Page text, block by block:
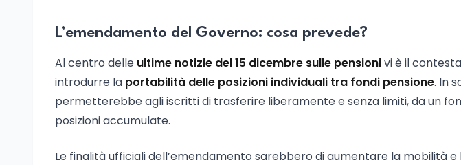
L’emendamento del Governo: cosa prevede?
Al centro delle ultime notizie del 15 dicembre sulle pensionivi è il
introdurre la portabilità delle posizioni individuali tra fondi pensione. In
permetterebbe agli iscritti di trasferire liberamente e senza limiti, da un
posizioni accumulate.
Le finalità ufficiali dell’emendamento sarebbero di aumentare la mobilità